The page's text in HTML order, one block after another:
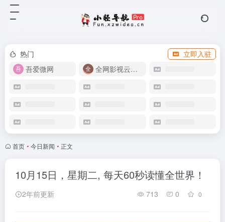
热门
立即入驻
吾爱微网
全网影视云盘资源
首页 • 今日新闻 • 正文
10月15日，星期二, 每天60秒读懂全世界！
2年前更新 713 0 0